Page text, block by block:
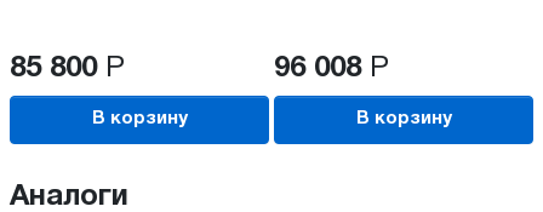
85 800 Р
В корзину
96 008 Р
В корзину
Аналоги